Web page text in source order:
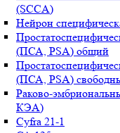
(SCCA)
Нейрон
(ПСА, PSA) общий
(ПСА, PSA)
Раково-
КЭА)
Сyfra 21-1